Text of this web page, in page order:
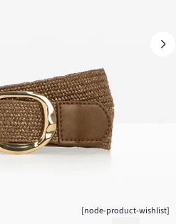
[node-product-wishlist]